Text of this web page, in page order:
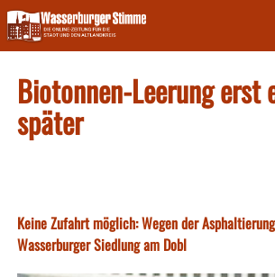
Skip
to
content
Biotonnen-Leerung erst
später
Keine Zufahrt möglich: Wegen der
Wasserburger Siedlung am Dobl